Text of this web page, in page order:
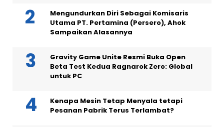
Mengundurkan Diri Sebagai Komisaris
Utama PT. Pertamina (Persero), Ahok
Sampaikan Alasannya
Gravity Game Unite Resmi Buka Open
Beta Test Kedua Ragnarok Zero: Global
untuk PC
Kenapa Mesin Tetap Menyala tetapi
Pesanan Pabrik Terus Terlambat?